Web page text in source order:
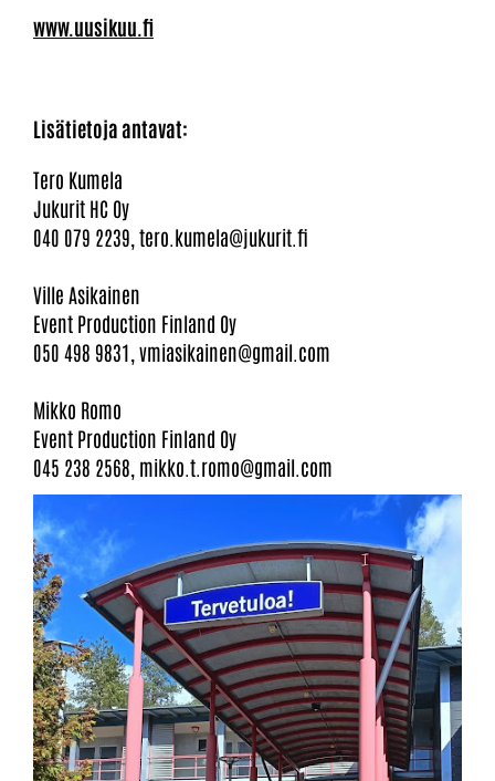
www.uusikuu.fi
Lisätietoja antavat:
Tero Kumela
Jukurit HC Oy
040 079 2239, tero.kumela@jukurit.fi
Ville Asikainen
Event Production Finland Oy
050 498 9831, vmiasikainen@gmail.com
Mikko Romo
​​​​​​​Event Production Finland Oy
045 238 2568, mikko.t.romo@gmail.com